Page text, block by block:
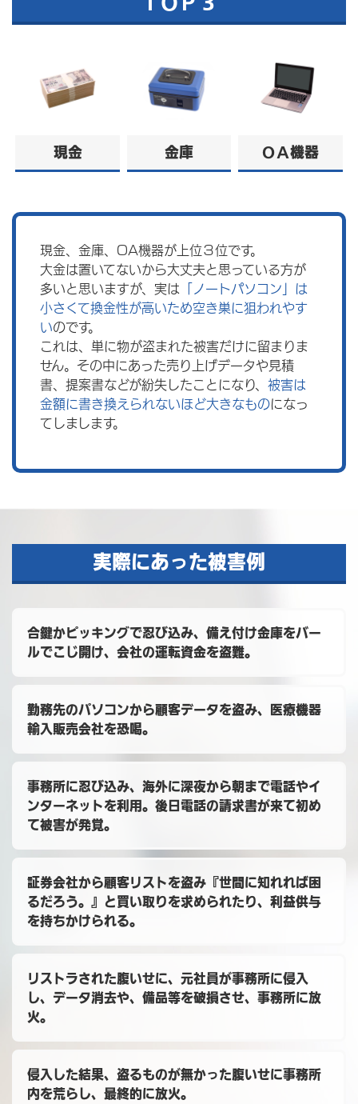
現金 金庫 ＯＡ機器
現金、金庫、OA機器が上位３位です。
大金は置いてないから大丈夫と思っている方が
多いと思いますが、実は 「ノートパソコン」は
小さくて換金性が高いため空き巣に狙われやす
いのです。
これは、単に物が盗まれた被害だけに留まりま
せん。その中にあった売り上げデータや見積
書、提案書などが紛失したことになり、 被害は
金額に書き換えられないほど大きなものになっ
てしまします。
実際にあった被害例
合鍵かピッキングで忍び込み、備え付け金庫をバー
ルでこじ開け、会社の運転資金を盗難。
勤務先のパソコンから顧客データを盗み、医療機器
輸入販売会社を恐喝。
事務所に忍び込み、海外に深夜から朝まで電話やイ
ンターネットを利用。後日電話の請求書が来て初め
て被害が発覚。
証券会社から顧客リストを盗み『世間に知れれば困
るだろう。』と買い取りを求められたり、利益供与
を持ちかけられる。
リストラされた腹いせに、元社員が事務所に侵入
し、データ消去や、備品等を破損させ、事務所に放
火。
侵入した結果、盗るものが無かった腹いせに事務所
内を荒らし、最終的に放火。